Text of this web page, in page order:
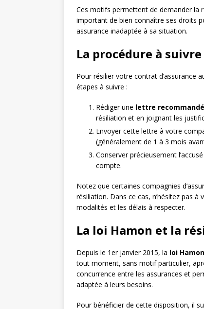
Ces motifs permettent de demander la
important de bien connaître ses droits
assurance inadaptée à sa situation.
La procédure à
Pour résilier votre contrat d’assurance
étapes à suivre :
Rédiger une lettre
résiliation et en joignant les
Envoyer cette lettre à votre
(généralement de 1 à 3 mois
Conserver précieusement
compte.
Notez que certaines compagnies
résiliation. Dans ce cas, n’hésitez pas
modalités et les délais à respecter.
La loi Hamon et la
Depuis le 1er janvier 2015, la loi Hamon
tout moment, sans motif particulier,
concurrence entre les assurances et
adaptée à leurs besoins.
Pour bénéficier de cette disposition, il